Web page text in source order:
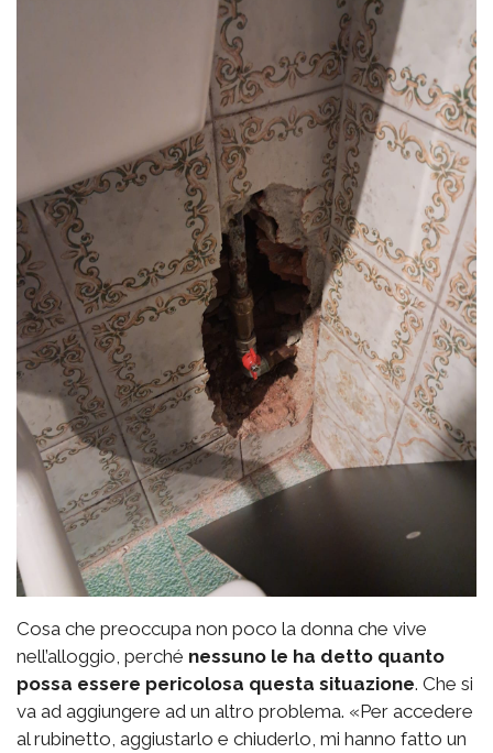
Cosa che preoccupa non poco la donna che vive
nell’alloggio, perché nessuno le ha detto quanto
possa essere pericolosa questa situazione. Che si
va ad aggiungere ad un altro problema. «Per accedere
al rubinetto, aggiustarlo e chiuderlo, mi hanno fatto un